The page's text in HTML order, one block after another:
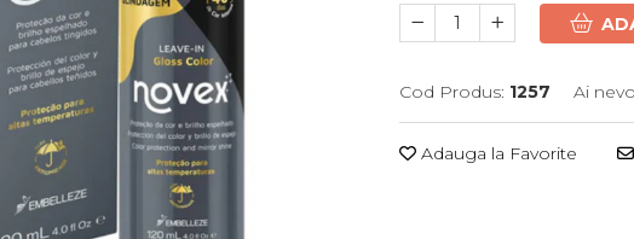
Cod Produs: 1257 Ai
Adauga la Favorite